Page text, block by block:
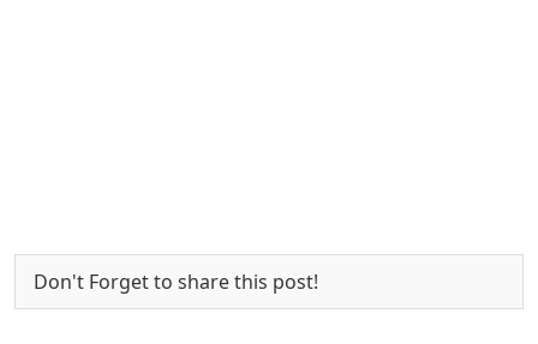
Don't Forget to share this post!